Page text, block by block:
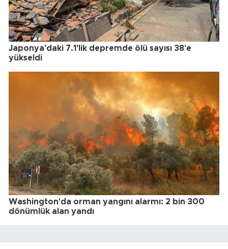
Japonya'daki 7.1'lik depremde ölü sayısı 38'e
yükseldi
Washington'da orman yangını alarmı: 2 bin 300
dönümlük alan yandı